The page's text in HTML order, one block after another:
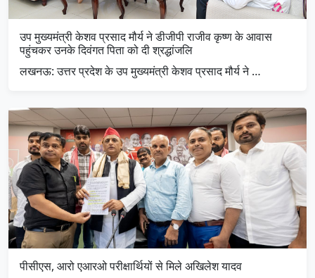
उप मुख्यमंत्री केशव प्रसाद मौर्य ने डीजीपी राजीव कृष्ण के आवास
पहुंचकर उनके दिवंगत पिता को दी श्रद्धांजलि
लखनऊ: उत्तर प्रदेश के उप मुख्यमंत्री केशव प्रसाद मौर्य ने …
पीसीएस, आरो एआरओ परीक्षार्थियों से मिले अखिलेश यादव